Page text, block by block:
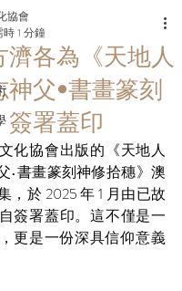
濟各為《天地人
父•書畫篆刻
簽署蓋印
協會
1 分鐘
化協會出版的《天地人
•書畫篆刻神修拾穗》澳
，於 2025 年 1 月由已故
簽署蓋印。這不僅是一
更是一份深具信仰意義